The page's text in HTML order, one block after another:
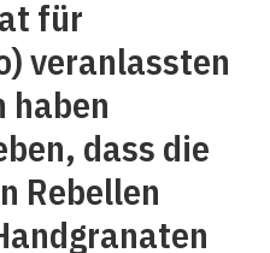
für
veranlassten
haben
dass die
Rebellen